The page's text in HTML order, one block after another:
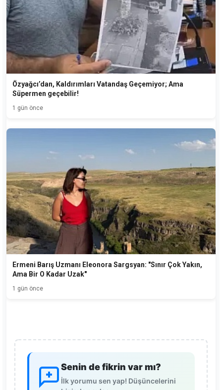
Özyağcı’dan, Kaldırımları Vatandaş Geçemiyor; Ama
Süpermen geçebilir!
1 gün önce
Ermeni Barış Uzmanı Eleonora Sargsyan: "Sınır Çok Yakın,
Ama Bir O Kadar Uzak"
1 gün önce
Senin de fikrin var mı?
İlk yorumu sen yap! Düşüncelerini